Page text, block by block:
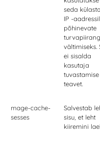
seda
IP -aadressil
põhinevate
vältimiseks.
ei sisalda
kasutaja
tuvastamise
teavet.
mage-cache-
sesses
Salvestab
sisu, et leht
kiiremini